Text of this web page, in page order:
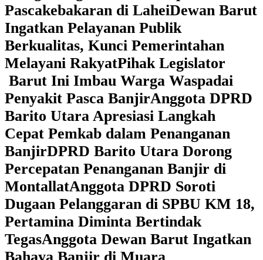
Pascakebakaran di LaheiDewan Barut
Ingatkan Pelayanan Publik
Berkualitas, Kunci Pemerintahan
Melayani RakyatPihak Legislator
Barut Ini Imbau Warga Waspadai
Penyakit Pasca BanjirAnggota DPRD
Barito Utara Apresiasi Langkah
Cepat Pemkab dalam Penanganan
BanjirDPRD Barito Utara Dorong
Percepatan Penanganan Banjir di
MontallatAnggota DPRD Soroti
Dugaan Pelanggaran di SPBU KM 18,
Pertamina Diminta Bertindak
TegasAnggota Dewan Barut Ingatkan